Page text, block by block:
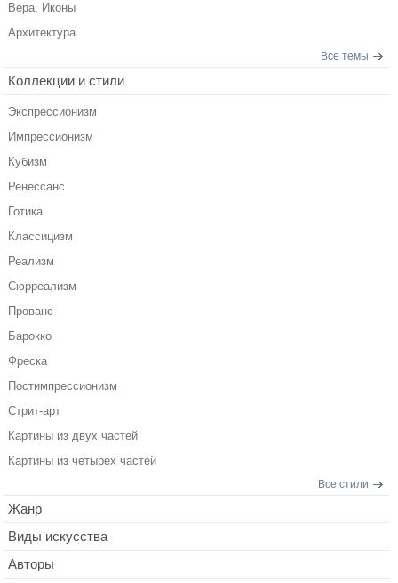
Вера, Иконы
Архитектура
Все темы
Коллекции и стили
Экспрессионизм
Импрессионизм
Кубизм
Ренессанс
Готика
Классицизм
Реализм
Сюрреализм
Прованс
Барокко
Фреска
Постимпрессионизм
Стрит-арт
Картины из двух частей
Картины из четырех частей
Все стили
Жанр
Виды искусства
Авторы